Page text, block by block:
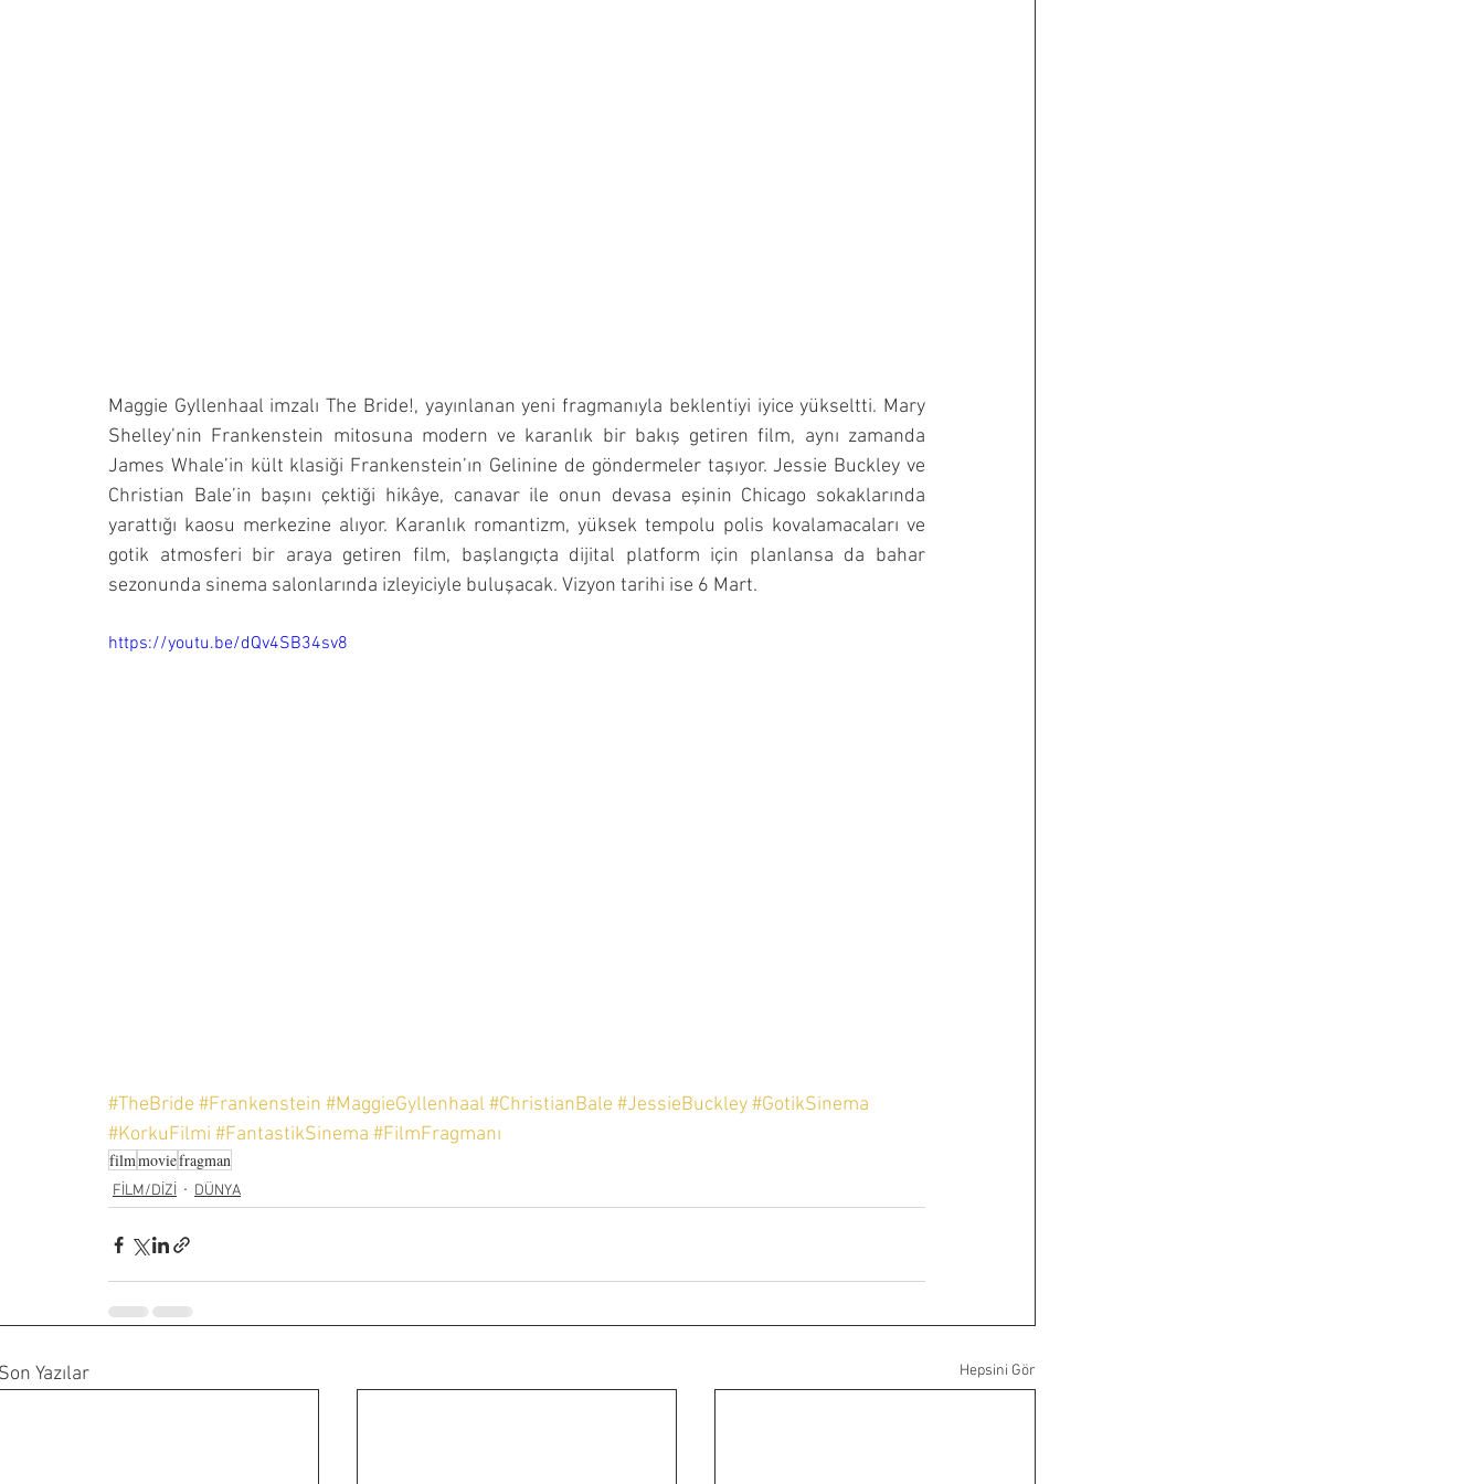
Maggie Gyllenhaal imzalı The Bride!, yayınlanan yeni fragmanıyla beklentiyi iyice yükseltti. Mary
Shelley’nin Frankenstein mitosuna modern ve karanlık bir bakış getiren film, aynı zamanda
James Whale’in kült klasiği Frankenstein’ın Gelinine de göndermeler taşıyor. Jessie Buckley ve
Christian Bale’in başını çektiği hikâye, canavar ile onun devasa eşinin Chicago sokaklarında
yarattığı kaosu merkezine alıyor. Karanlık romantizm, yüksek tempolu polis kovalamacaları ve
gotik atmosferi bir araya getiren film, başlangıçta dijital platform için planlansa da bahar
sezonunda sinema salonlarında izleyiciyle buluşacak. Vizyon tarihi ise 6 Mart.
https://youtu.be/dQv4SB34sv8
#TheBride #Frankenstein #MaggieGyllenhaal #ChristianBale #JessieBuckley#GotikSinema
#KorkuFilmi #FantastikSinema #FilmFragmanı
filmmoviefragman
FİLM/DİZİ DÜNYA
Yazılar Hepsini Gör